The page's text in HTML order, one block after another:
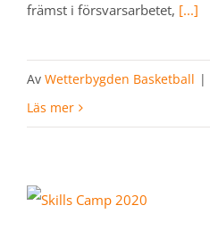
främst i försvarsarbetet, [...]
Av Wetterbygden Basketball |
Läs mer